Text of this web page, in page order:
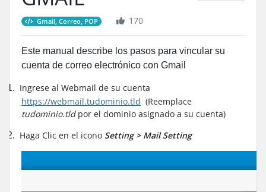
Gmail, Correo, POP 170
Este manual describe los pasos para vincular su
cuenta de correo electrónico con Gmail
1. Ingrese al Webmail de su cuenta
https://webmail.tudominio.tld (Reemplace
tudominio.tldpor el dominio asignado a su cuenta)
2. Haga Clic en el icono Setting > Mail Setting